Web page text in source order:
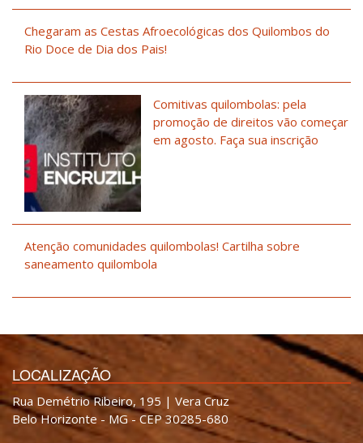
Chegaram as Cestas Afroecológicas dos Quilombos do
Rio Doce de Dia dos Pais!
Comitivas quilombolas: pela
promoção de direitos vão começar
em agosto. Faça sua inscrição
Atenção comunidades quilombolas! Cartilha sobre
saneamento quilombola
LOCALIZAÇÃO
Rua Demétrio Ribeiro, 195 | Vera Cruz
Belo Horizonte - MG - CEP 30285-680